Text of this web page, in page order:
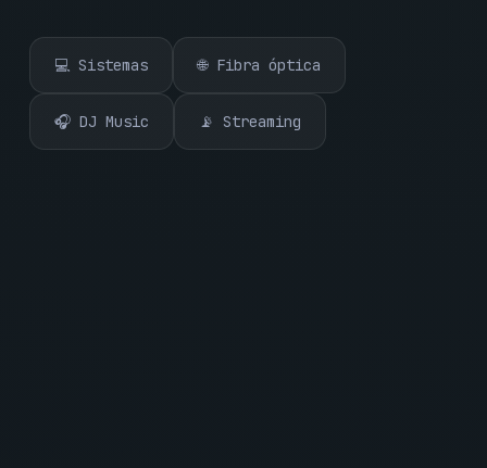
💻 Sistemas 🌐 Fibra óptica
🎧 DJ Music 📡 Streaming